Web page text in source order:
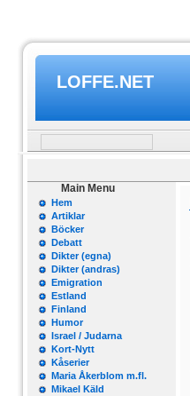
LOFFE.NET
Main Menu
Hem
Artiklar
Böcker
Debatt
Dikter (egna)
Dikter (andras)
Emigration
Estland
Finland
Humor
Israel / Judarna
Kort-Nytt
Kåserier
Maria Åkerblom m.fl.
Mikael Käld